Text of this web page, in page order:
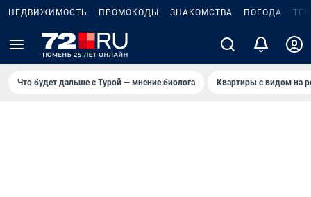
НЕДВИЖИМОСТЬ ПРОМОКОДЫ ЗНАКОМСТВА ПОГОДА
Что будет дальше с Турой — мнение биолога Квартиры с видом на